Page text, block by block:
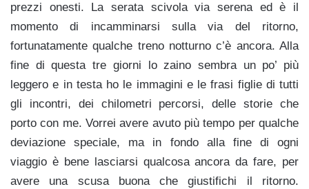
prezzi onesti. La serata scivola via serena ed è il
momento di incamminarsi sulla via del ritorno,
fortunatamente qualche treno notturno c’è ancora. Alla
fine di questa tre giorni lo zaino sembra un po’ più
leggero e in testa ho le immagini e le frasi figlie di tutti
gli incontri, dei chilometri percorsi, delle storie che
porto con me. Vorrei avere avuto più tempo per qualche
deviazione speciale, ma in fondo alla fine di ogni
viaggio è bene lasciarsi qualcosa ancora da fare, per
avere una scusa buona che giustifichi il ritorno.